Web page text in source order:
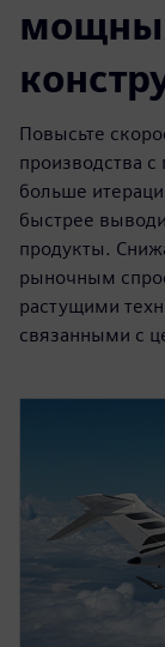
Повысьте
производства
больше
быстрее
продукты.
рыночным
растущими
связанными с